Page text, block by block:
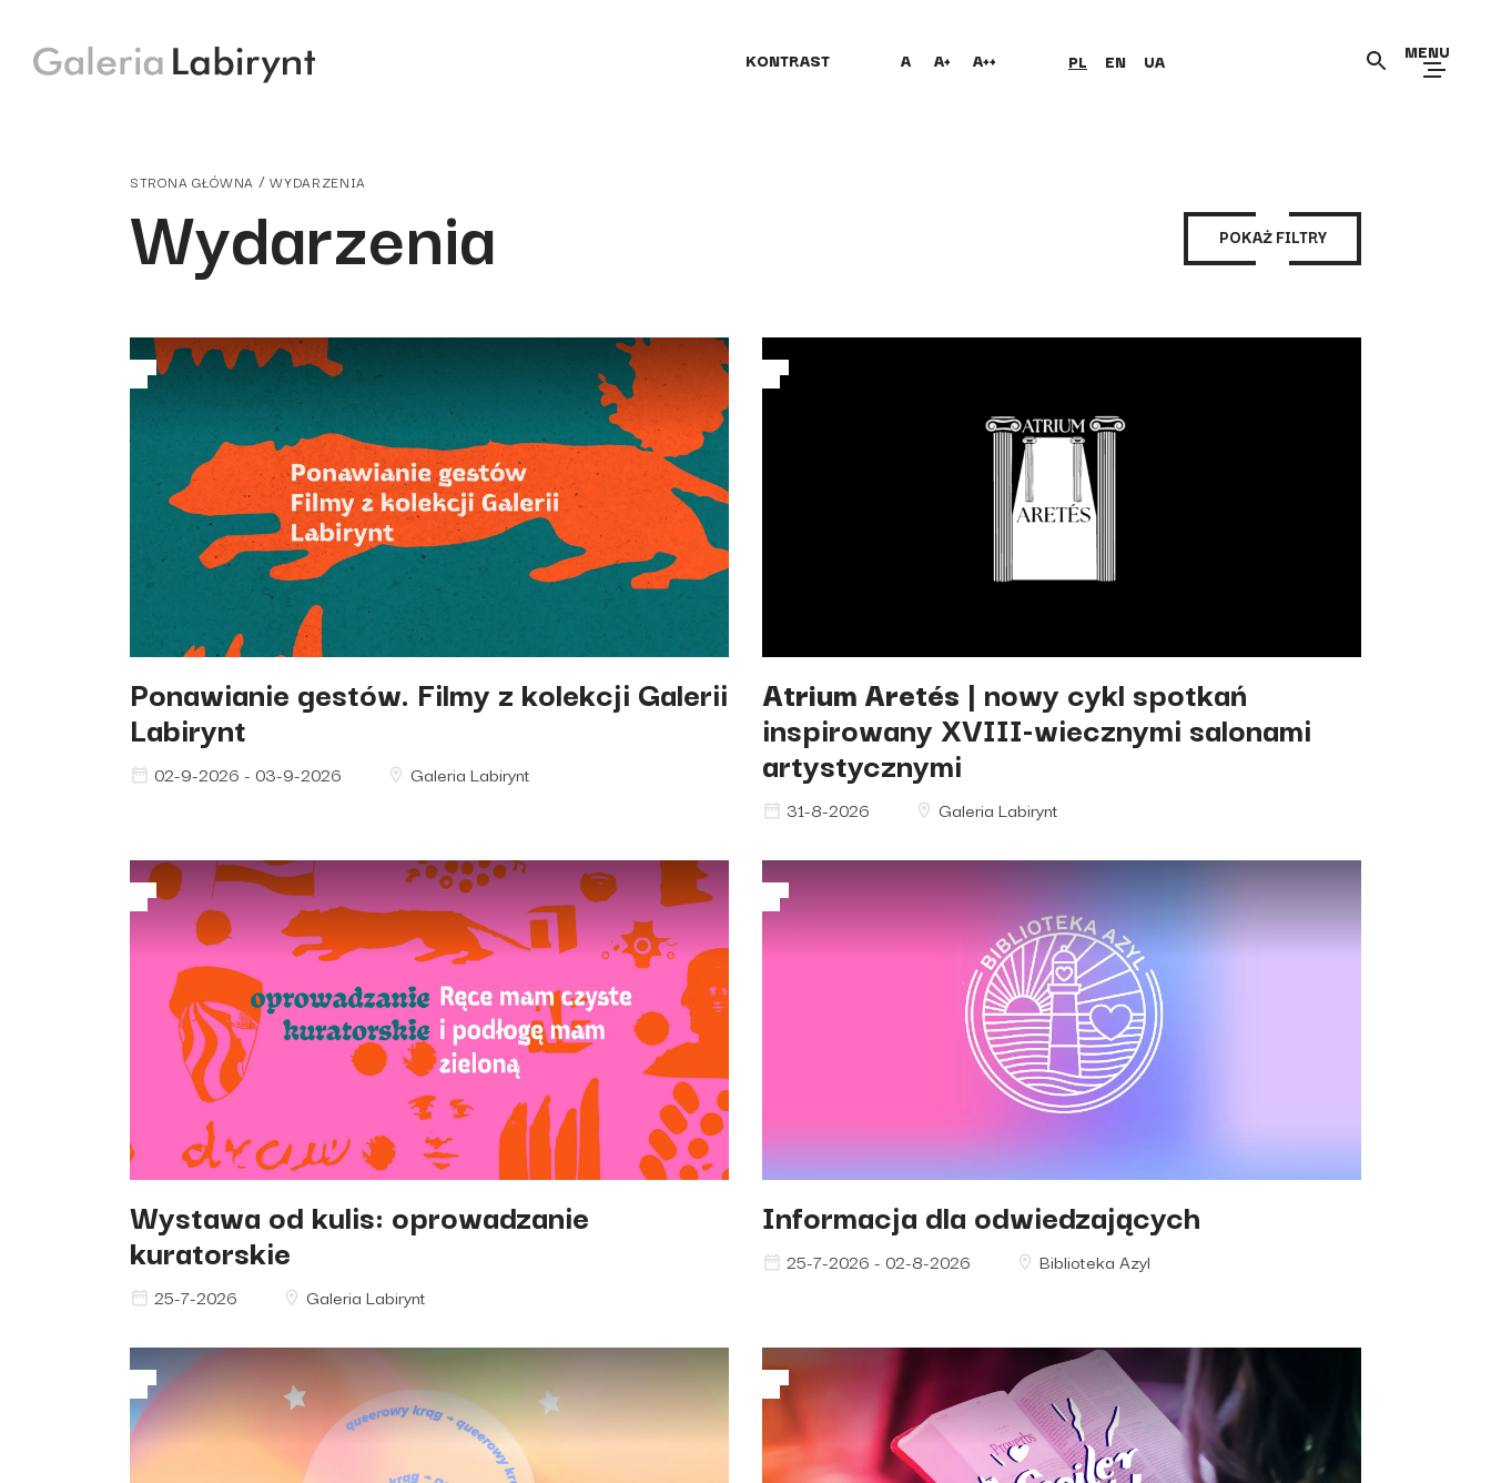
KONTRAST A A+ A++ PL EN UA MENU
STRONA GŁÓWNA /WYDARZENIA
Wydarzenia POKAŻ FILTRY
Ponawianie gestów. Filmy z kolekcji Galerii
Labirynt
02-9-2026 - 03-9-2026 Galeria Labirynt
artystycznymi">
Atrium Aretés | nowy cykl spotkań
inspirowany XVIII-wiecznymi salonami
artystycznymi
31-8-2026 Galeria Labirynt
Wystawa od kulis: oprowadzanie
kuratorskie
25-7-2026 Galeria Labirynt
Informacja dla odwiedzających
25-7-2026 - 02-8-2026 Biblioteka Azyl